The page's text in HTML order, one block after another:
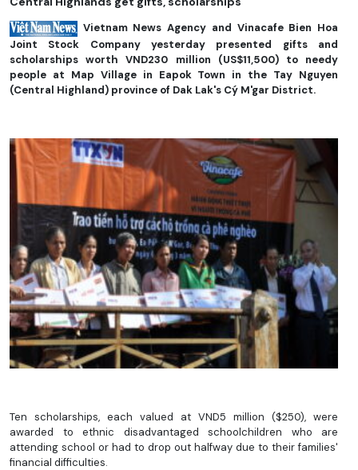
Vietnam News Agency and Vinacafe Bien Hoa
Joint Stock Company yesterday presented gifts and
scholarships worth VND230 million (US$11,500) to needy
people at Map Village in Eapok Town in the Tay Nguyen
(Central Highland) province of Dak Lak's Cý M'gar District.
Ten scholarships, each valued at VND5 million ($250), were
awarded to ethnic disadvantaged schoolchildren who are
attending school or had to drop out halfway due to their families'
financial difficulties.